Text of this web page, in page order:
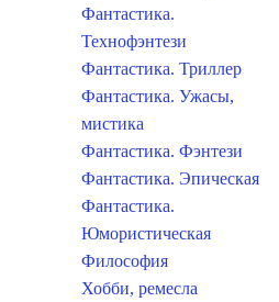
Фантастика.
Технофэнтези
Фантастика. Триллер
Фантастика. Ужасы,
мистика
Фантастика. Фэнтези
Фантастика. Эпическая
Фантастика.
Юмористическая
Философия
Хобби, ремесла